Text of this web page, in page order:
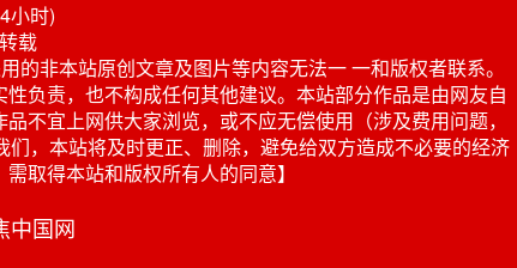
小时)
载
非本站原创文章及图片等内容无法一 一和版权者联系。
负责，也不构成任何其他建议。本站部分作品是由网友自
不宜上网供大家浏览，或不应无偿使用（涉及费用问题，
，本站将及时更正、删除，避免给双方造成不必要的经济
取得本站和版权所有人的同意】
中国网